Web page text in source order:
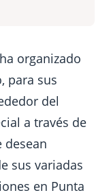
organizado
para sus
del
a través de
desean
sus variadas
en Punta